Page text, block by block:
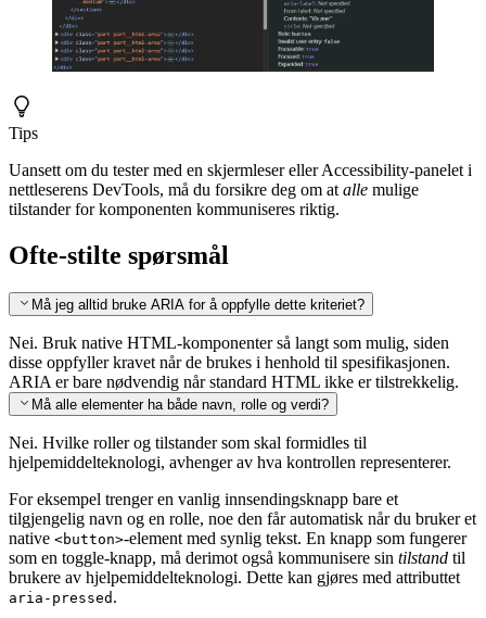
Tips
Uansett om du tester med en skjermleser eller Accessibility-panelet i
nettleserens DevTools, må du forsikre deg om at alle mulige
tilstander for komponenten kommuniseres riktig.
Ofte-stilte spørsmål
Må jeg alltid bruke ARIA for å oppfylle dette kriteriet?
Nei. Bruk native HTML-komponenter så langt som mulig, siden
disse oppfyller kravet når de brukes i henhold til spesifikasjonen.
ARIA er bare nødvendig når standard HTML ikke er tilstrekkelig.
Må alle elementer ha både navn, rolle og verdi?
Nei. Hvilke roller og tilstander som skal formidles til
hjelpemiddelteknologi, avhenger av hva kontrollen representerer.
For eksempel trenger en vanlig innsendingsknapp bare et
tilgjengelig navn og en rolle, noe den får automatisk når du bruker et
native <button>-element med synlig tekst. En knapp som fungerer
som en toggle-knapp, må derimot også kommunisere sin tilstand til
brukere av hjelpemiddelteknologi. Dette kan gjøres med attributtet
aria-pressed .